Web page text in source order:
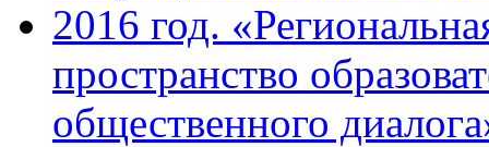
2016 год.
пространство
общественного